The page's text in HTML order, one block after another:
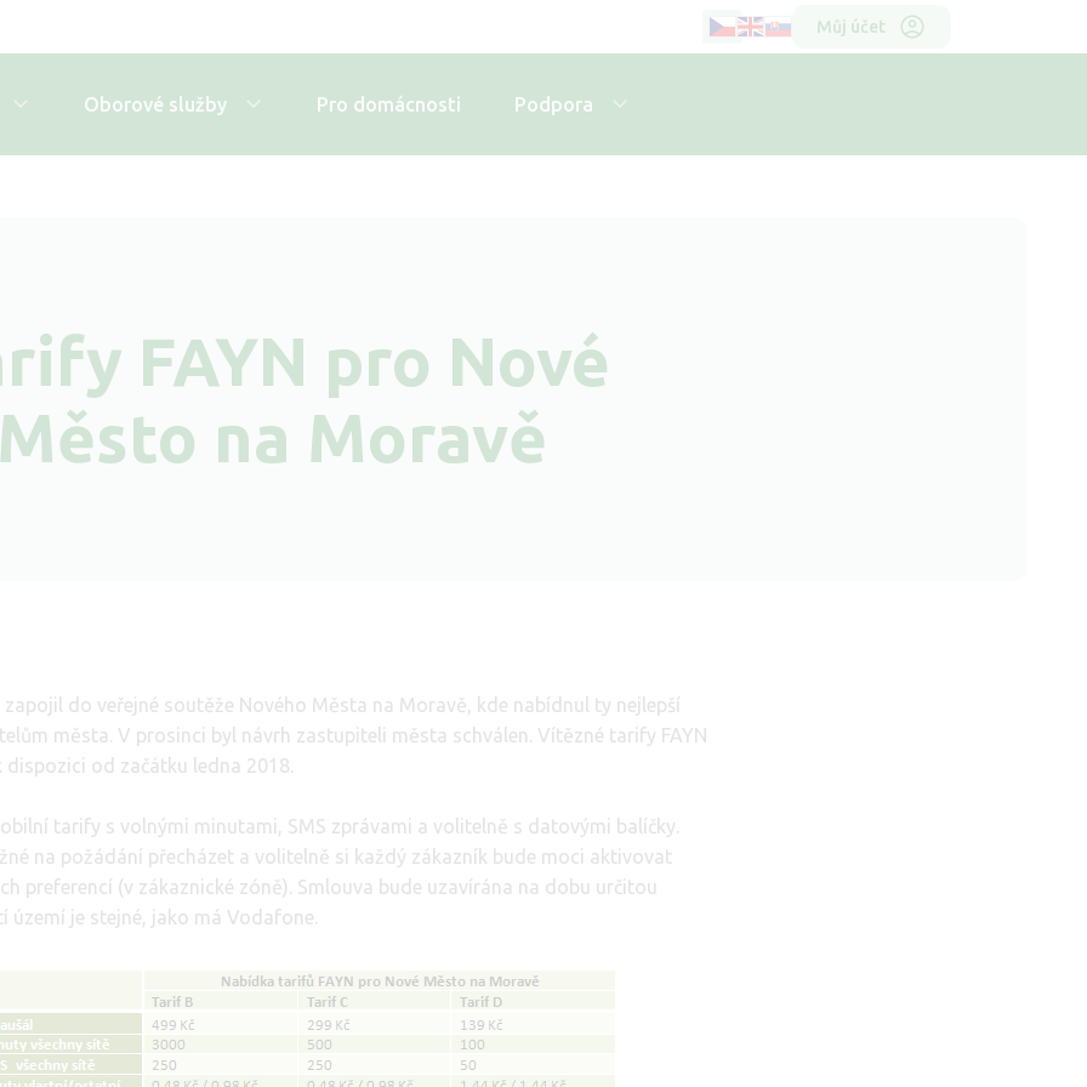
Horní
Můj účet
Oborové služby Pro domácnosti Podpora
FAYN pro Nové
Město na Moravě
zapojil do veřejné soutěže Nového Města na Moravě, kde nabídnul ty nejlepší
města. V prosinci byl návrh zastupiteli města schválen. Vítězné tarify FAYN
dispozici od začátku ledna 2018.
tarify s volnými minutami, SMS zprávami a volitelně s datovými balíčky.
na požádání přecházet a volitelně si každý zákazník bude moci aktivovat
preferencí (v zákaznické zóně). Smlouva bude uzavírána na dobu určitou
území je stejné, jako má Vodafone.